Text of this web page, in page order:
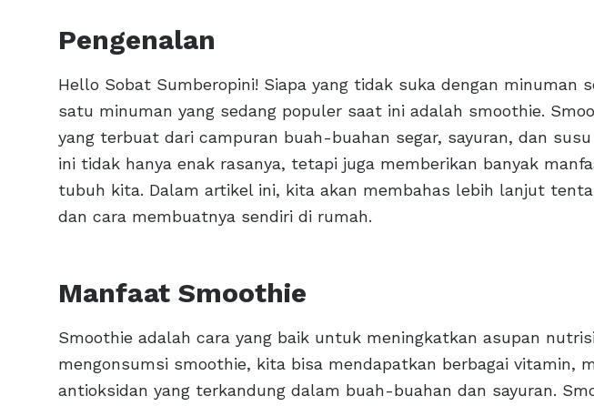
Pengenalan
Hello Sobat Sumberopini! Siapa yang tidak suka dengan minuman
satu minuman yang sedang populer saat ini adalah smoothie.
yang terbuat dari campuran buah-buahan segar, sayuran, dan
ini tidak hanya enak rasanya, tetapi juga memberikan banyak
tubuh kita. Dalam artikel ini, kita akan membahas lebih lanjut
dan cara membuatnya sendiri di rumah.
Manfaat Smoothie
Smoothie adalah cara yang baik untuk meningkatkan asupan
mengonsumsi smoothie, kita bisa mendapatkan berbagai vitamin,
antioksidan yang terkandung dalam buah-buahan dan sayuran.